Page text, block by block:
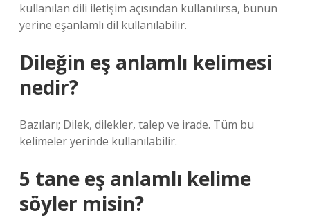
kullanılan dili iletişim açısından kullanılırsa, bunun
yerine eşanlamlı dil kullanılabilir.
Dileğin eş anlamlı kelimesi
nedir?
Bazıları; Dilek, dilekler, talep ve irade. Tüm bu
kelimeler yerinde kullanılabilir.
5 tane eş anlamlı kelime
söyler misin?